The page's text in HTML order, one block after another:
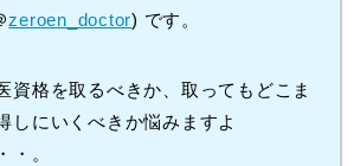
zeroen_doctor) です。
資格を取るべきか、取ってもどこま
しにいくべきか悩みますよ
・。